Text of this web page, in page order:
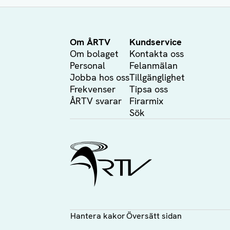
Om ÅRTV
Om bolaget
Personal
Jobba hos oss
Frekvenser
ÅRTV svarar
Kundservice
Kontakta oss
Felanmälan
Tillgänglighet
Tipsa oss
Firarmix
Sök
Ålands Radio & TV
Hantera kakorÖversätt sidan